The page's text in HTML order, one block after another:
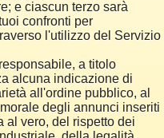
e ciascun terzo sarà
confronti per
l'utilizzo del Servizio
a titolo
alcuna indicazione di
all'ordine pubblico, al
degli annunci inseriti
al vero, del rispetto dei